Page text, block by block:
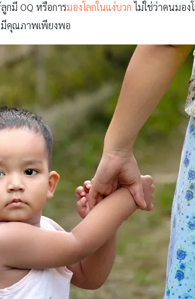
กมี OQ หรือการมองโลกในแง่บวกไม่ใช่ว่าคนมอง
มีคุณภาพเพียงพอ